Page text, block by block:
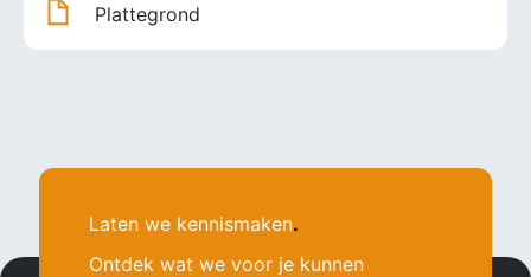
Plattegrond
Laten we kennismaken.
Ontdek wat we voor je kunnen